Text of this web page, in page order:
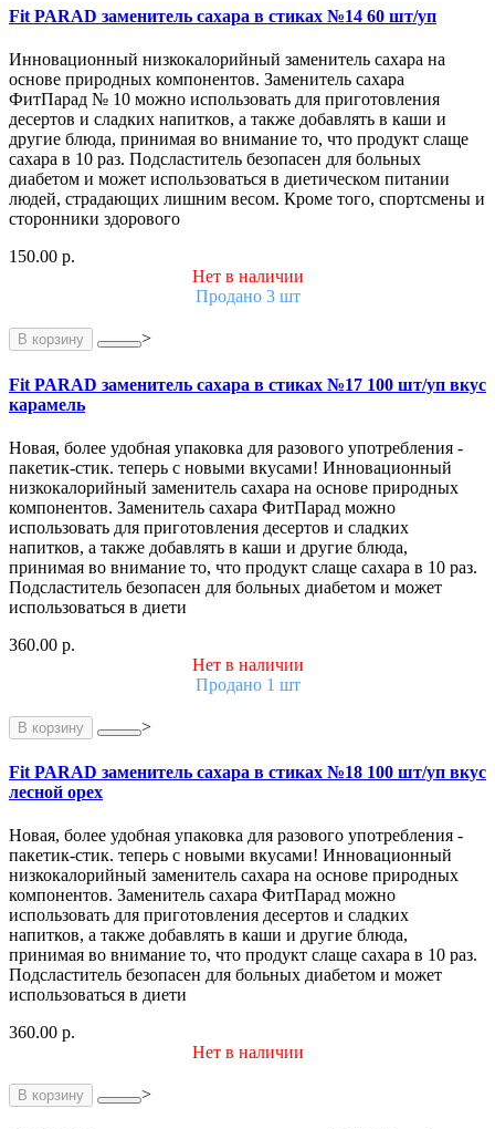
Fit PARAD заменитель сахара в стиках №14 60 шт/уп
Инновационный низкокалорийный заменитель сахара на
основе природных компонентов. Заменитель сахара
ФитПарад № 10 можно использовать для приготовления
десертов и сладких напитков, а также добавлять в каши и
другие блюда, принимая во внимание то, что продукт слаще
сахара в 10 раз. Подсластитель безопасен для больных
диабетом и может использоваться в диетическом питании
людей, страдающих лишним весом. Кроме того, спортсмены и
сторонники здорового
150.00 р.
Нет в наличии
Продано 3 шт
В корзину >
Fit PARAD заменитель сахара в стиках №17 100 шт/уп вкус
карамель
Новая, более удобная упаковка для разового употребления -
пакетик-стик. теперь с новыми вкусами! Инновационный
низкокалорийный заменитель сахара на основе природных
компонентов. Заменитель сахара ФитПарад можно
использовать для приготовления десертов и сладких
напитков, а также добавлять в каши и другие блюда,
принимая во внимание то, что продукт слаще сахара в 10 раз.
Подсластитель безопасен для больных диабетом и может
использоваться в диети
360.00 р.
Нет в наличии
Продано 1 шт
В корзину >
Fit PARAD заменитель сахара в стиках №18 100 шт/уп вкус
лесной орех
Новая, более удобная упаковка для разового употребления -
пакетик-стик. теперь с новыми вкусами! Инновационный
низкокалорийный заменитель сахара на основе природных
компонентов. Заменитель сахара ФитПарад можно
использовать для приготовления десертов и сладких
напитков, а также добавлять в каши и другие блюда,
принимая во внимание то, что продукт слаще сахара в 10 раз.
Подсластитель безопасен для больных диабетом и может
использоваться в диети
360.00 р.
Нет в наличии
В корзину >